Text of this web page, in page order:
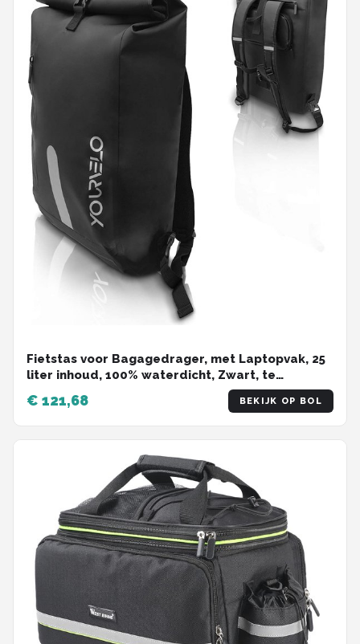
Fietstas voor Bagagedrager, met Laptopvak, 25
liter inhoud, 100% waterdicht, Zwart, te
gebruiken als Bagagedragertas en rugzak
€ 121,68 BEKIJK OP BOL